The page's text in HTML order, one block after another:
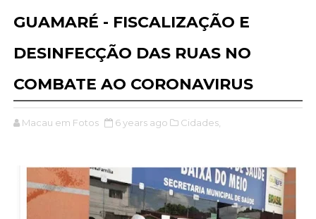
GUAMARÉ - FISCALIZAÇÃO E
DESINFECÇÃO DAS RUAS NO
COMBATE AO CORONAVIRUS
Macau em Fotos 6 years ago Cidades,